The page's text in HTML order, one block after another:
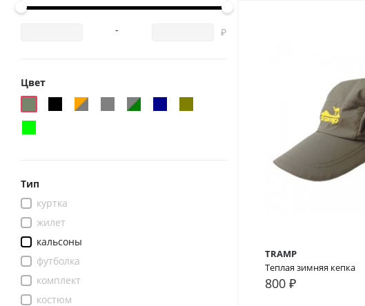
-
Цвет
Тип
куртка
жилет
кальсоны
футболка
комплект
костюм
TRAMP
Теплая зимняя кепка
800 ₽